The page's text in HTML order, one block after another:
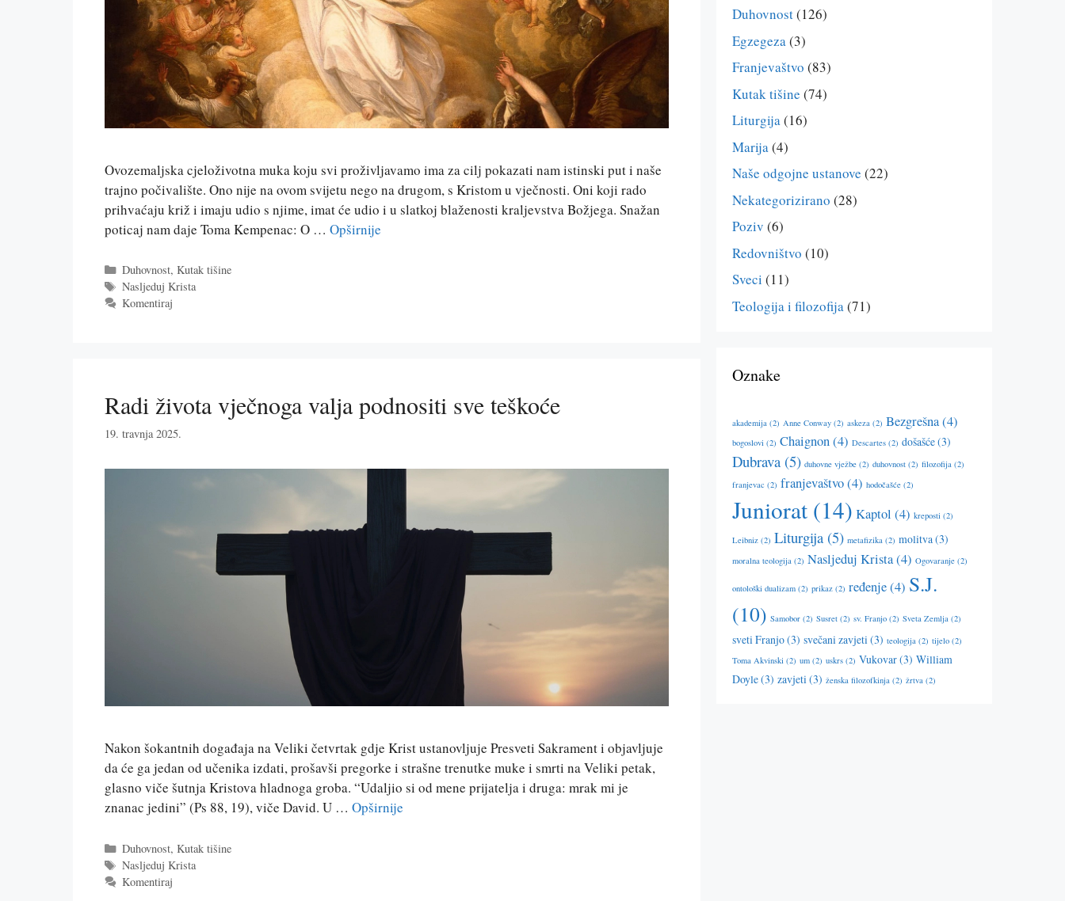
Ovozemaljska cjeloživotna muka koju svi proživljavamo ima za cilj pokazati nam istinski put i naše
trajno počivalište. Ono nije na ovom svijetu nego na drugom, s Kristom u vječnosti. Oni koji rado
prihvaćaju križ i imaju udio s njime, imat će udio i u slatkoj blaženosti kraljevstva Božjega. Snažan
poticaj nam daje Toma Kempenac: O … Opširnije
Kategorije
Duhovnost, Kutak tišine
Oznake
Nasljeduj Krista
Komentiraj
Radi života vječnoga valja podnositi sve teškoće
19. travnja 2025.
Nakon šokantnih događaja na Veliki četvrtak gdje Krist ustanovljuje Presveti Sakrament i objavljuje
da će ga jedan od učenika izdati, prošavši pregorke i strašne trenutke muke i smrti na Veliki petak,
glasno viče šutnja Kristova hladnoga groba. “Udaljio si od mene prijatelja i druga: mrak mi je
znanac jedini” (Ps 88, 19), viče David. U … Opširnije
Kategorije
Duhovnost, Kutak tišine
Oznake
Nasljeduj Krista
Komentiraj
Duhovnost(126)
Egzegeza(3)
Franjevaštvo (83)
Kutak tišine (74)
Liturgija(16)
Marija(4)
Naše odgojne ustanove (22)
Nekategorizirano (28)
Poziv (6)
Redovništvo (10)
Sveci (11)
Teologija i filozofija(71)
Oznake
akademija (2) Anne Conway (2) askeza (2) Bezgrešna(4)
bogoslovi (2) Chaignon(4) Descartes (2) došašće(3)
Dubrava (5) duhovne vježbe (2) duhovnost (2) filozofija (2)
franjevac (2) franjevaštvo(4) hodočašće (2)
Juniorat (14) Kaptol (4) kreposti (2)
Leibniz (2) Liturgija (5) metafizika (2) molitva(3)
moralna teologija (2) Nasljeduj Krista(4) Ogovaranje (2)
ontološki dualizam (2) prikaz (2) ređenje(4) S.J.
(10) Samobor (2) Susret (2) sv. Franjo (2) Sveta Zemlja (2)
sveti Franjo(3) svečani zavjeti(3) teologija (2) tijelo (2)
Toma Akvinski (2) um (2) uskrs (2) Vukovar(3) William
Doyle(3) zavjeti(3) ženska filozofkinja (2) žrtva (2)